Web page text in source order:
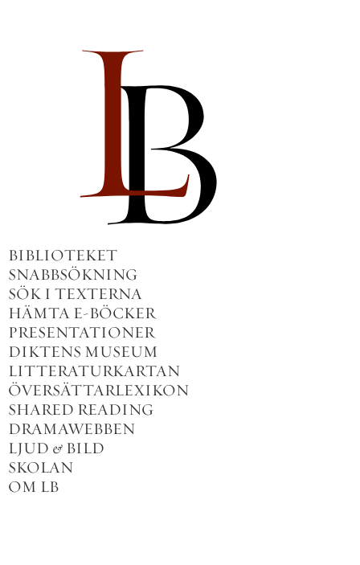
BIBLIOTEKET
SNABBSÖKNING
SÖK I TEXTERNA
HÄMTA E-BÖCKER
PRESENTATIONER
DIKTENS MUSEUM
LITTERATURKARTAN
ÖVERSÄTTARLEXIKON
SHARED READING
DRAMAWEBBEN
LJUD & BILD
SKOLAN
OM LB